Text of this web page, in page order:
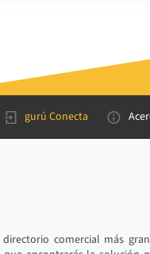
gurú Conecta
comercial más